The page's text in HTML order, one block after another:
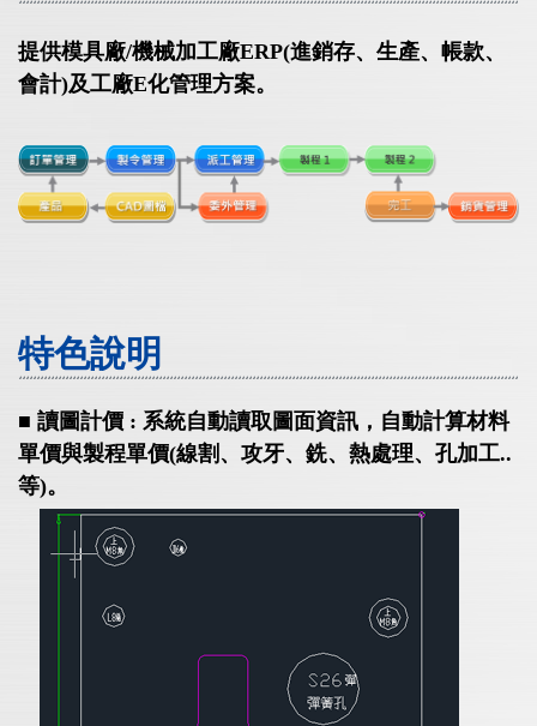
提供模具廠/機械加工廠ERP(進銷存、生產、帳款、
會計)及工廠E化管理方案。
特色說明
■ 讀圖計價 : 系統自動讀取圖面資訊，自動計算材料
單價與製程單價(線割、攻牙、銑、熱處理、孔加工..
等)。